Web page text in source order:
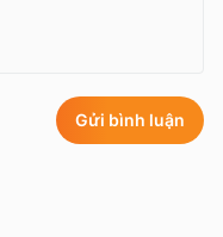
Gửi bình luận